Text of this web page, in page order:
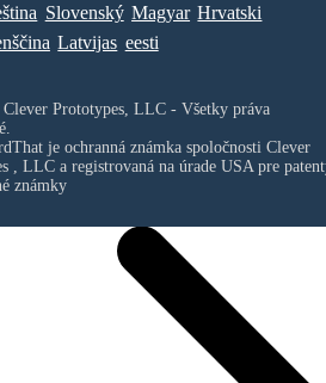
Slovenský Magyar Hrvatski
Latvijas eesti
Prototypes, LLC - Všetky práva
je ochranná známka spoločnosti Clever
, LLCa registrovaná na úrade USA pre
známky